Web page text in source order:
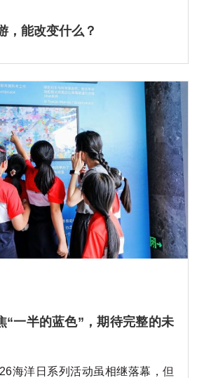
，能改变什么？
“一半的蓝色”，期待完整的未
海洋日系列活动虽相继落幕，但